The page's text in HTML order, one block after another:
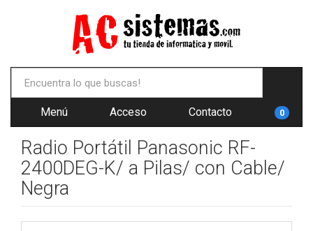
Menú Acceso Contacto 0
Radio Portátil Panasonic RF-
2400DEG-K/ a Pilas/ con Cable/
Negra